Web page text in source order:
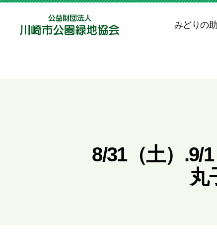
みどりの
8/31（土）.9/
丸